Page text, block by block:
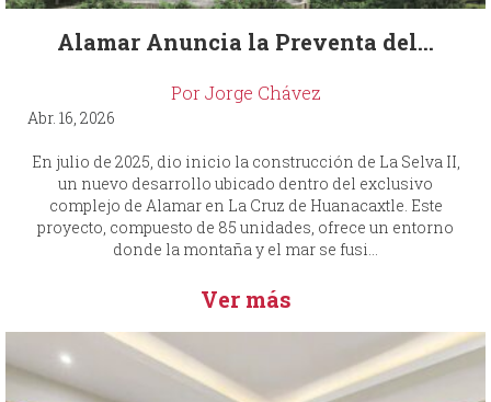
Alamar Anuncia la Preventa del...
Por Jorge Chávez
Abr. 16, 2026
En julio de 2025, dio inicio la construcción de La Selva II,
un nuevo desarrollo ubicado dentro del exclusivo
complejo de Alamar en La Cruz de Huanacaxtle. Este
proyecto, compuesto de 85 unidades, ofrece un entorno
donde la montaña y el mar se fusi...
Ver más